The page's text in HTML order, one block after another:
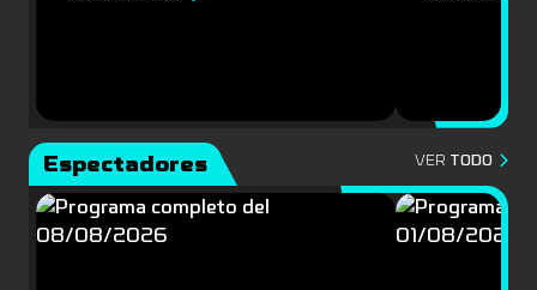
Espectadores VER TODO